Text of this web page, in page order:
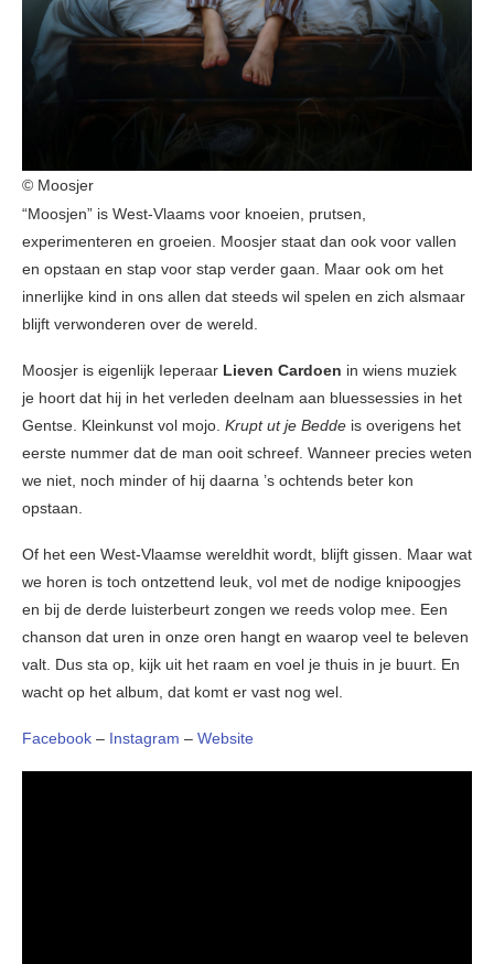
© Moosjer
“Moosjen” is West-Vlaams voor knoeien, prutsen,
experimenteren en groeien. Moosjer staat dan ook voor vallen
en opstaan en stap voor stap verder gaan. Maar ook om het
innerlijke kind in ons allen dat steeds wil spelen en zich alsmaar
blijft verwonderen over de wereld.
Moosjer is eigenlijk Ieperaar Lieven Cardoen in wiens muziek
je hoort dat hij in het verleden deelnam aan bluessessies in het
Gentse. Kleinkunst vol mojo. Krupt ut je Bedde is overigens het
eerste nummer dat de man ooit schreef. Wanneer precies weten
we niet, noch minder of hij daarna ’s ochtends beter kon
opstaan.
Of het een West-Vlaamse wereldhit wordt, blijft gissen. Maar wat
we horen is toch ontzettend leuk, vol met de nodige knipoogjes
en bij de derde luisterbeurt zongen we reeds volop mee. Een
chanson dat uren in onze oren hangt en waarop veel te beleven
valt. Dus sta op, kijk uit het raam en voel je thuis in je buurt. En
wacht op het album, dat komt er vast nog wel.
Facebook – Instagram – Website